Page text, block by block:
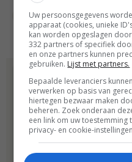
Recepten
Uw persoonsgegevens
apparaat (cookies, unieke
kan worden opgeslagen
332 partners of specifiek
en onze partners kunnen
gebruiken. Lijst met partners.
Bepaalde leveranciers
verwerken op basis van
hiertegen bezwaar maken
beheren. Zoek onderaan
een link om uw toestemming
privacy- en cookie-